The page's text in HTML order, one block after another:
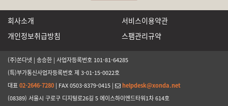
회사소개
서비스이용약관
개인정보취급방침
스팸관리규약
(주)쏜다넷 | 송승한 | 사업자등록번호 101-81-64285
(특)부가통신사업자등록번호 제 3-01-15-0022호
대표02-2646-7280 | FAX 0503-8379-0415 |
helpdesk@xonda.net
(08389) 서울시 구로구 디지털로26길 5 에이스하이엔드타워1차 614호